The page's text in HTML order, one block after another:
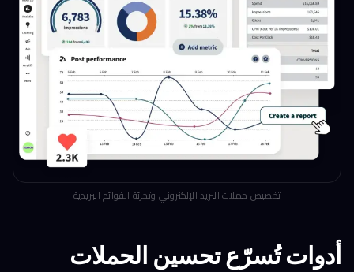
تخصيص حملات البريد الإلكتروني وتجزئة القوائم البريدية
أدوات تُسرّع تحسين الحملات